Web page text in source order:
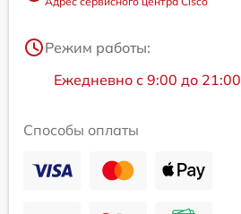
Режим работы:
Ежедневно с 9:00 до 21:00
Способы оплаты